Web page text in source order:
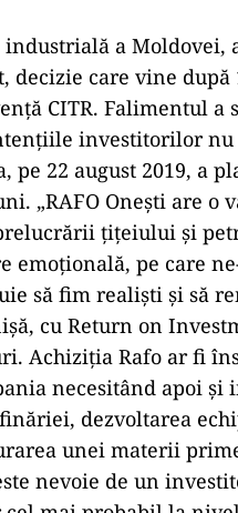
a Moldovei,
care vine după
CITR. Falimentul a
investitorilor
pe 22 august 2019, a
„RAFO Oneşti are o
ţiţeiului şi
emoţională, pe care
să fim realişti şi să
cu Return on
Achiziţia Rafo ar fi
necesitând apoi şi
dezvoltarea
unei materii
nevoie de un